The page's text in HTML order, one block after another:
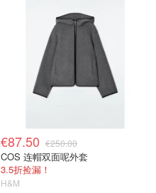
€87.50 €250.00
COS 连帽双面呢外套
3.5折捡漏！
H&M